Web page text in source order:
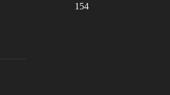
154